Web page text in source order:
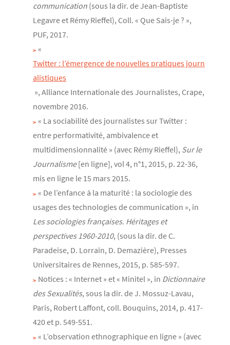
communication (sous la dir. de Jean-Baptiste
Legavre et Rémy Rieffel), Coll. « Que Sais-je ? »,
PUF, 2017.
«
Twitter : l’émergence de nouvelles pratiques journ
alistiques
», Alliance Internationale des Journalistes, Crape,
novembre 2016.
« La sociabilité des journalistes sur Twitter :
entre performativité, ambivalence et
multidimensionnalité » (avec Rémy Rieffel), Sur le
Journalisme[en ligne], vol 4, n°1, 2015, p. 22-36,
mis en ligne le 15 mars 2015.
« De l’enfance à la maturité : la sociologie des
usages des technologies de communication », in
Les sociologies françaises. Héritages et
perspectives 1960-2010, (sous la dir. de C.
Paradeise, D. Lorrain, D. Demazière), Presses
Universitaires de Rennes, 2015, p. 585-597.
Notices : « Internet » et « Minitel », in Dictionnaire
des Sexualités, sous la dir. de J. Mossuz-Lavau,
Paris, Robert Laffont, coll. Bouquins, 2014, p. 417-
420 et p. 549-551.
« L’observation ethnographique en ligne » (avec